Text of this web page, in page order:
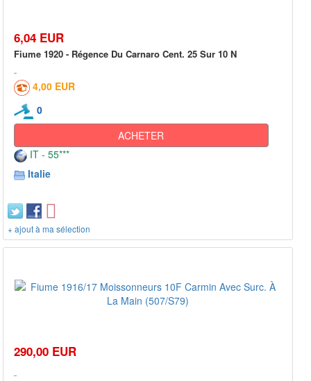
6,04 EUR
Fiume 1920 - Régence Du Carnaro Cent. 25 Sur 10 N
4,00 EUR
0
ACHETER
IT - 55***
Italie
+ ajout à ma sélection
290,00 EUR